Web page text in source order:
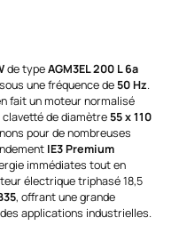
de typeAGM3EL 200 L 6a
sous une fréquence de50 Hz.
fait un moteur normalisé
de diamètre55 x 110
pour de nombreuses
IE3 Premium
immédiates tout en
électrique triphasé 18,5
, offrant une grande
applications industrielles.